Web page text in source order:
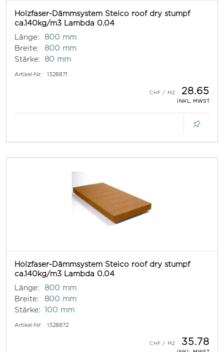
Holzfaser-Dämmsystem Steico roof dry stumpf
ca.140kg/m3 Lambda 0.04
Länge:
800 mm
Breite:
800 mm
Stärke:
80 mm
Artikel-Nr: 1328871
28.65
INKL. MWST
Holzfaser-Dämmsystem Steico roof dry stumpf
ca.140kg/m3 Lambda 0.04
Länge:
800 mm
Breite:
800 mm
Stärke: 100 mm
Artikel-Nr: 1328872
35.78